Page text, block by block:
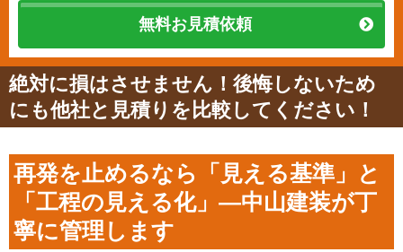
無料お見積依頼
絶対に損はさせません！後悔しないため
にも他社と見積りを比較してください！
再発を止めるなら「見える基準」と
「工程の見える化」—中山建装が丁
寧に管理します